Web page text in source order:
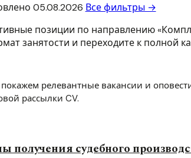
05.08.2026 Все фильтры →
позиции по направлению
занятости и переходите к полной
релевантные вакансии и
рассылки CV.
получения судебного